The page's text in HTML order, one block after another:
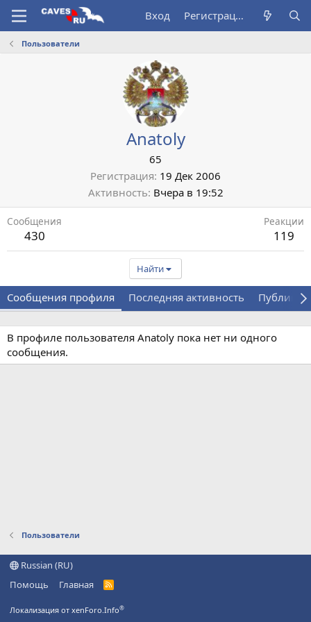
Вход Регистрация
Пользователи
Anatoly
65
Регистрация 19 Дек 2006
Активность Вчера в 19:52
Сообщения
430
Реакции
119
Найти
Сообщения профиля Последняя активность
В профиле пользователя Anatoly пока нет ни одного
сообщения.
Пользователи
Russian (RU)
Помощь
Главная
R
Локализация от xenForo.Info®